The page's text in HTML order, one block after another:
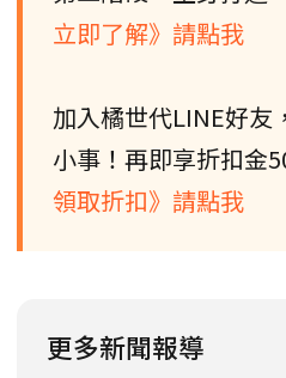
立即了解》請點我
加入橘世代LINE好友
小事！再即享折扣金
領取折扣》請點我
更多新聞報導